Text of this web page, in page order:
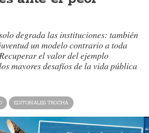
degrada las instituciones: también
un modelo contrario a toda
el valor del ejemplo
mayores desafíos de la vida pública
EDITORIALES TROCHA